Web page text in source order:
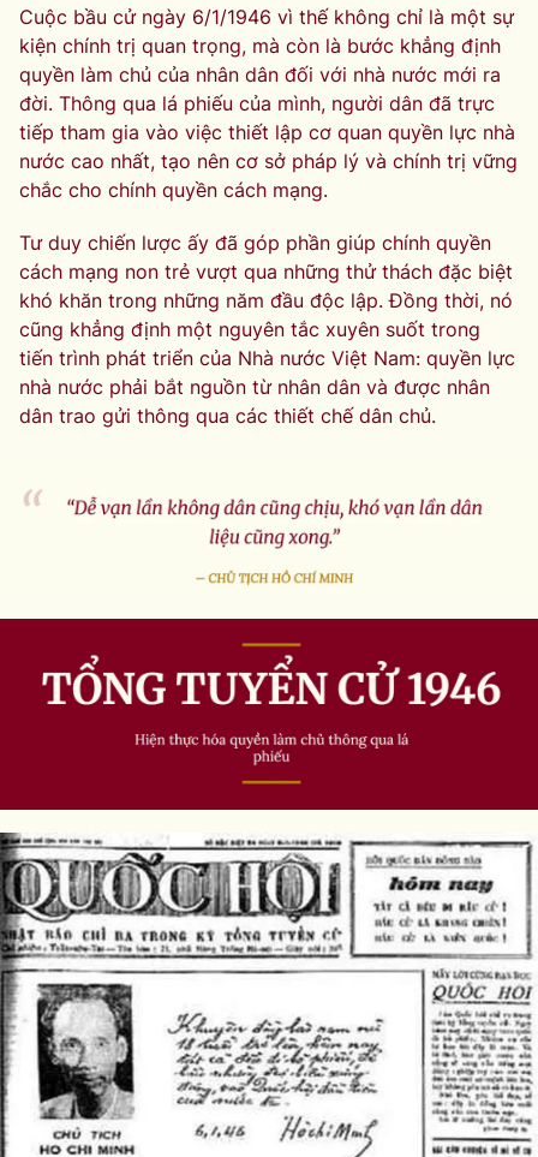
Cuộc bầu cử ngày 6/1/1946 vì thế không chỉ là một sự
kiện chính trị quan trọng, mà còn là bước khẳng định
quyền làm chủ của nhân dân đối với nhà nước mới ra
đời. Thông qua lá phiếu của mình, người dân đã trực
tiếp tham gia vào việc thiết lập cơ quan quyền lực nhà
nước cao nhất, tạo nên cơ sở pháp lý và chính trị vững
chắc cho chính quyền cách mạng.
Tư duy chiến lược ấy đã góp phần giúp chính quyền
cách mạng non trẻ vượt qua những thử thách đặc biệt
khó khăn trong những năm đầu độc lập. Đồng thời, nó
cũng khẳng định một nguyên tắc xuyên suốt trong
tiến trình phát triển của Nhà nước Việt Nam: quyền lực
nhà nước phải bắt nguồn từ nhân dân và được nhân
dân trao gửi thông qua các thiết chế dân chủ.